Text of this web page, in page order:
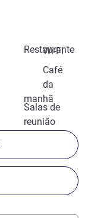
Restaurante
Wi-Fi
Café
da
manhã
Salas de
reunião